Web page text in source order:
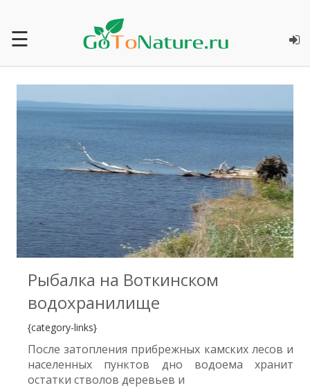
☰
0
Рыбалка на Воткинском
водохранилище
{category-links}
После затопления прибрежных камских лесов и
населенных пунктов дно водоема хранит
остатки стволов деревьев и